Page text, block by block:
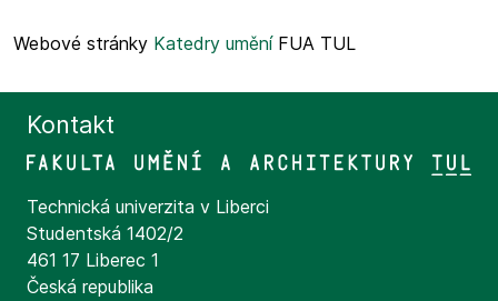
Webové stránky Katedry uměníFUA TUL
Kontakt
Technická univerzita v Liberci
Studentská 1402/2
461 17 Liberec 1
Česká republika